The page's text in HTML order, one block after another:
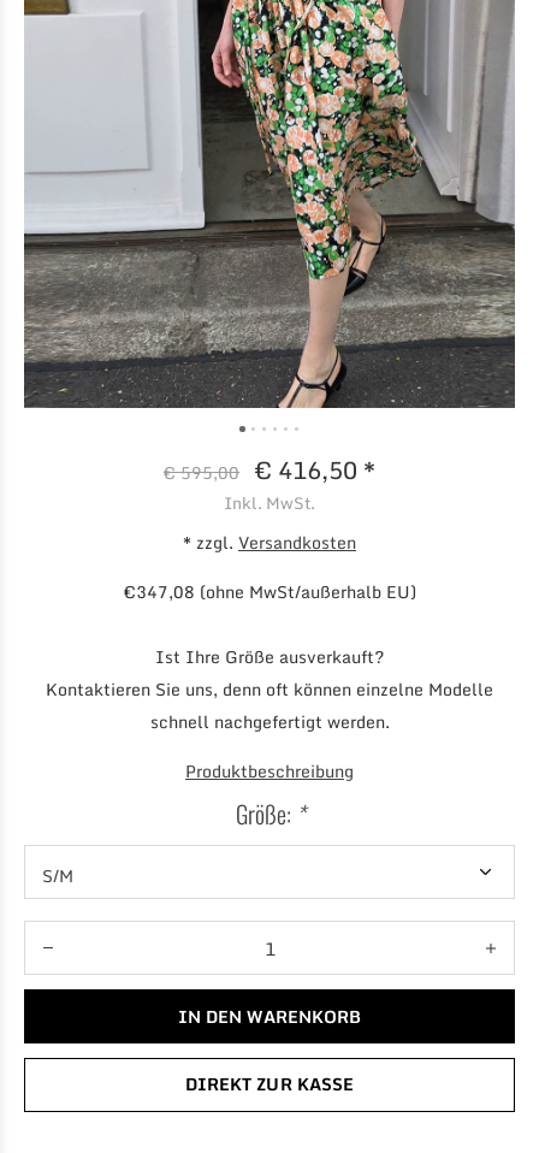
€ 595,00 € 416,50 *
Inkl. MwSt.
* zzgl. Versandkosten
€347,08 (ohne MwSt/außerhalb EU)
Ist Ihre Größe ausverkauft?
Kontaktieren Sie uns, denn oft können einzelne Modelle
schnell nachgefertigt werden.
Produktbeschreibung
Größe: *
IN DEN WARENKORB
DIREKT ZUR KASSE